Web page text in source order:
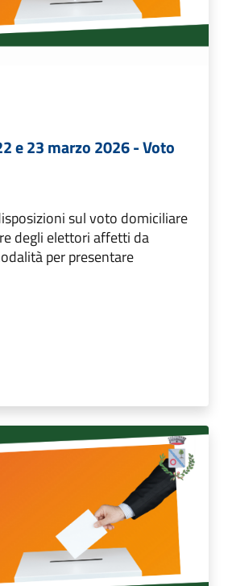
e 23 marzo 2026 - Voto
sul voto domiciliare
degli elettori affetti da
per presentare